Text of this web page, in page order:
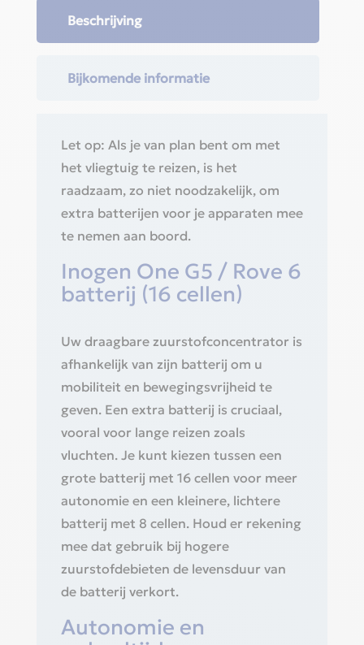
Beschrijving
Bijkomende informatie
Let op: Als je van plan bent om met
het vliegtuig te reizen, is het
raadzaam, zo niet noodzakelijk, om
extra batterijen voor je apparaten mee
te nemen aan boord.
Inogen One G5 / Rove 6
batterij (16 cellen)
Uw draagbare zuurstofconcentrator is
afhankelijk van zijn batterij om u
mobiliteit en bewegingsvrijheid te
geven. Een extra batterij is cruciaal,
vooral voor lange reizen zoals
vluchten. Je kunt kiezen tussen een
grote batterij met 16 cellen voor meer
autonomie en een kleinere, lichtere
batterij met 8 cellen. Houd er rekening
mee dat gebruik bij hogere
zuurstofdebieten de levensduur van
de batterij verkort.
Autonomie en